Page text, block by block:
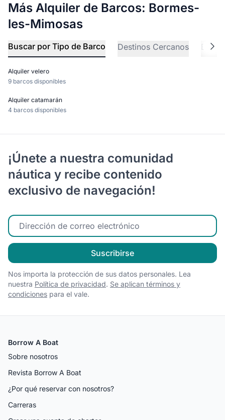
Más Alquiler de Barcos: Bormes-
les-Mimosas
Buscar por Tipo de Barco Destinos Cercanos
Alquiler velero
9 barcos disponibles
Alquiler catamarán
4 barcos disponibles
¡Únete a nuestra comunidad
náutica y recibe contenido
exclusivo de navegación!
Ingrese su correo electrónico
Suscribirse
Nos importa la protección de sus datos personales. Lea
nuestra Política de privacidad. Se aplican términos y
condiciones para el vale.
Borrow A Boat
Sobre nosotros
Revista Borrow A Boat
¿Por qué reservar con nosotros?
Carreras